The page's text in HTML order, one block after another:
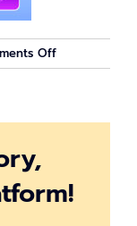
Offon
image-